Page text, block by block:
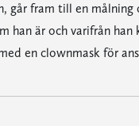
går fram till en
han är och varifrån
en clownmask för